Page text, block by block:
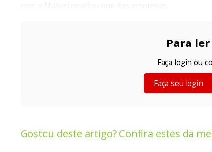
Para
Faça login ou
Faça seu login
Gostou deste artigo? Confira estes da